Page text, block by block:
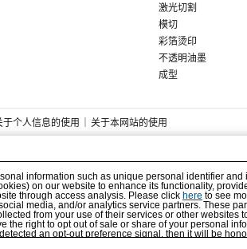
激光切割
模切
彩箔烫印
不透明油墨
成型
于个人信息的使用 关于本网站的使用
information such as unique personal identifier
on our website to enhance its functionality,
through access analysis. Please click here to see
media, and/or analytics service partners. These
from your use of their services or other
the right to opt out of sale or share of your personal
an opt-out preference signal, then it will be